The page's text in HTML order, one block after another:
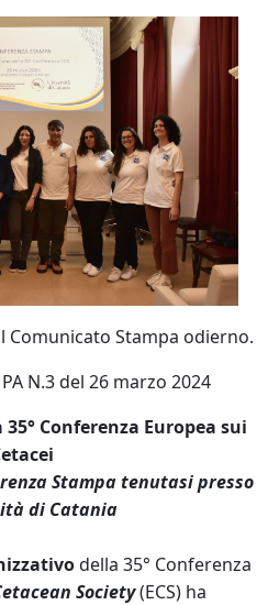
Stampa odierno.
N.3 del 26 marzo 2024
Conferenza Europea sui
Stampa tenutasi presso
di Catania
della 35° Conferenza
Society(ECS) ha